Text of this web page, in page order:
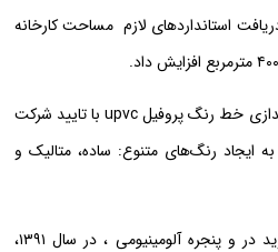
در سال ۱۳۹۰ با دریافت استانداردهای لازم مساحت کارخانه
خط رنگ پروفیل upvc با تاییدشرکت
رنگ‌های متنوع: ساده، متالیک و
باتوجه به تقاضای بازار جهت خرید در و پنجره آلومینیومی ، در سال ۱۳۹۱،